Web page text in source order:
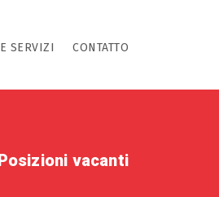
SERVIZI CONTATTO
vacanti